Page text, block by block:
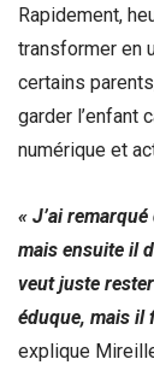
Rapidement,
transformer en
certains
garder l’enfant
numérique et
« J’ai
mais ensuite il
veut juste
éduque, mais il
explique